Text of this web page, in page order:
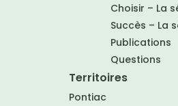
Choisir – La
Succès – La
Publications
Questions
Territoires
Pontiac